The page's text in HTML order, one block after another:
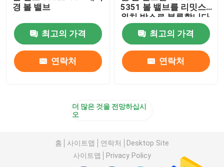
경 볼 밸브
최고의 가격
연락처
5351 볼 밸브를 리밋스
위치 박스로 분류합니다
최고의 가격
연락처
더 많은 것을 전망하십시
오
홈 사이트맵 연락처
Desktop Site
사이트맵
Privacy Policy